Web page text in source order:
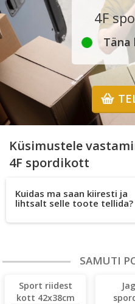
4F
Täna
Küsimustele
4F spordikott
Kuidas ma saan kiiresti ja
lihtsalt selle toote tellida?
SAMUTI
Sport riidest
kott 42x38cm